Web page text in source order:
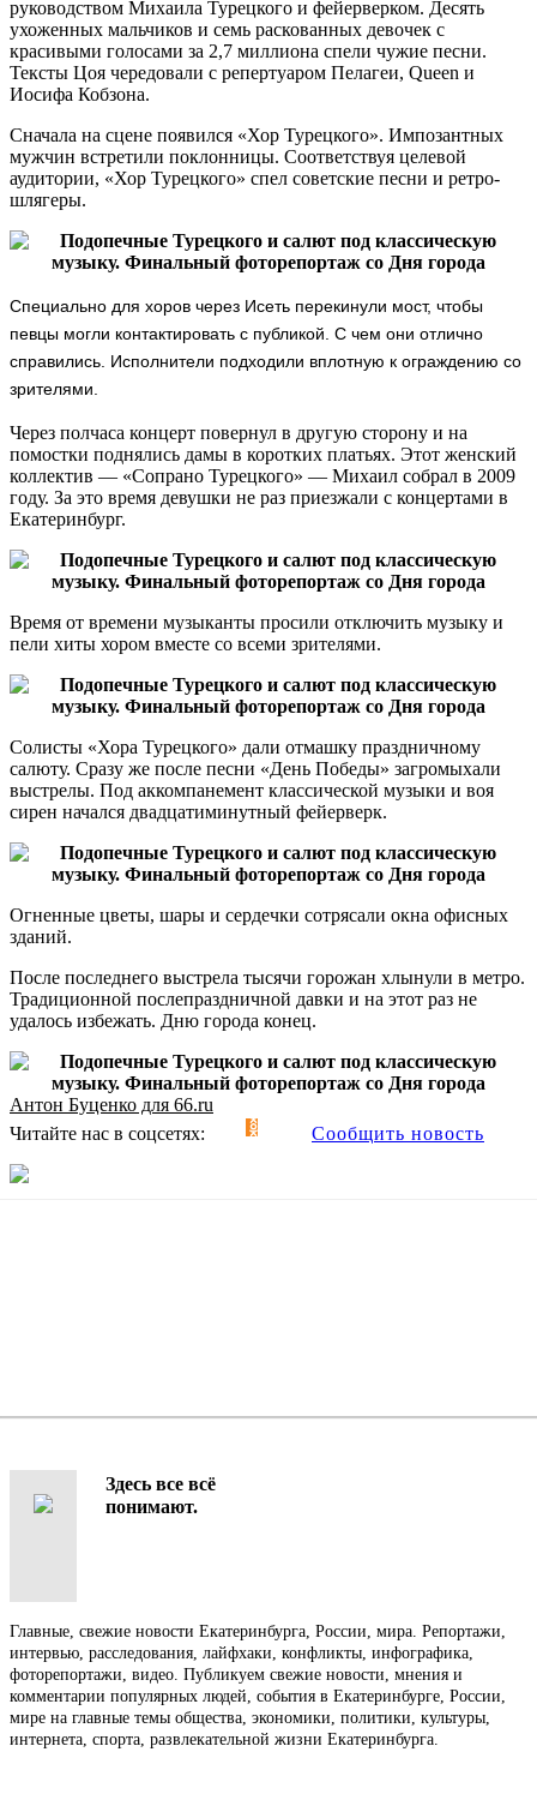
руководством Михаила Турецкого и фейерверком. Десять
ухоженных мальчиков и семь раскованных девочек с
красивыми голосами за 2,7 миллиона спели чужие песни.
Тексты Цоя чередовали с репертуаром Пелагеи, Queen и
Иосифа Кобзона.
Сначала на сцене появился «Хор Турецкого». Импозантных
мужчин встретили поклонницы. Соответствуя целевой
аудитории, «Хор Турецкого» спел советские песни и ретро-
шлягеры.
Специально для хоров через Исеть перекинули мост, чтобы
певцы могли контактировать с публикой. С чем они отлично
справились. Исполнители подходили вплотную к ограждению со
зрителями.
Через полчаса концерт повернул в другую сторону и на
помостки поднялись дамы в коротких платьях. Этот женский
коллектив — «Сопрано Турецкого» — Михаил собрал в 2009
году. За это время девушки не раз приезжали с концертами в
Екатеринбург.
Время от времени музыканты просили отключить музыку и
пели хиты хором вместе со всеми зрителями.
Солисты «Хора Турецкого» дали отмашку праздничному
салюту. Сразу же после песни «День Победы» загромыхали
выстрелы. Под аккомпанемент класcической музыки и воя
сирен начался двадцатиминутный фейерверк.
Огненные цветы, шары и сердечки сотрясали окна офисных
зданий.
После последнего выстрела тысячи горожан хлынули в метро.
Традиционной послепраздничной давки и на этот раз не
удалось избежать. Дню города конец.
Антон Буценко для 66.ru
Читайте нас в соцсетях:
Сообщить новость
Здесь все всё
понимают.
Главные, свежие новости Екатеринбурга, России, мира. Репортажи,
интервью, расследования, лайфхаки, конфликты, инфографика,
фоторепортажи, видео. Публикуем свежие новости, мнения и
комментарии популярных людей, события в Екатеринбурге, России,
мире на главные темы общества, экономики, политики, культуры,
интернета, спорта, развлекательной жизни Екатеринбурга.